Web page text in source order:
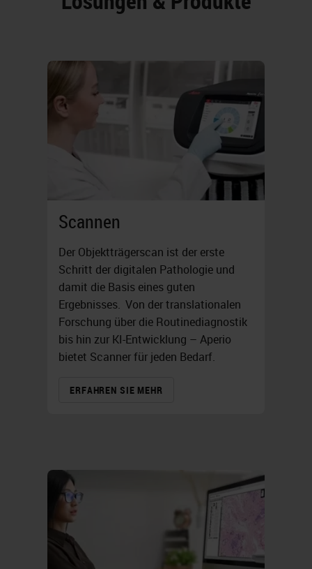
Scannen
Der Objektträgerscan ist der erste
Schritt der digitalen Pathologie und
damit die Basis eines guten
Ergebnisses. Von der translationalen
Forschung über die Routinediagnostik
bis hin zur KI-Entwicklung – Aperio
bietet Scanner für jeden Bedarf.
ERFAHREN SIE MEHR